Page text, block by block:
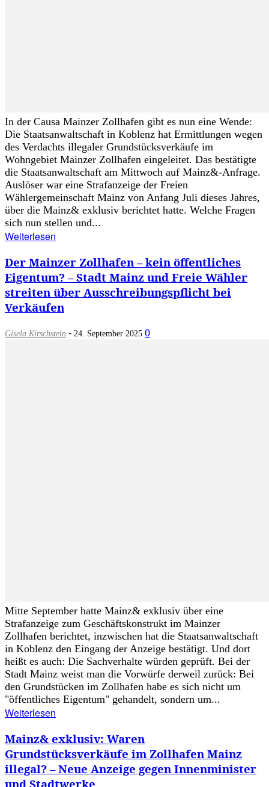
In der Causa Mainzer Zollhafen gibt es nun eine Wende:
Die Staatsanwaltschaft in Koblenz hat Ermittlungen wegen
des Verdachts illegaler Grundstücksverkäufe im
Wohngebiet Mainzer Zollhafen eingeleitet. Das bestätigte
die Staatsanwaltschaft am Mittwoch auf Mainz&-Anfrage.
Auslöser war eine Strafanzeige der Freien
Wählergemeinschaft Mainz von Anfang Juli dieses Jahres,
über die Mainz& exklusiv berichtet hatte. Welche Fragen
sich nun stellen und...
Weiterlesen
Der Mainzer Zollhafen – kein öffentliches
Eigentum? – Stadt Mainz und Freie Wähler
streiten über Ausschreibungspflicht bei
Verkäufen
Gisela Kirschstein - 24. September 2025 0
Mitte September hatte Mainz& exklusiv über eine
Strafanzeige zum Geschäftskonstrukt im Mainzer
Zollhafen berichtet, inzwischen hat die Staatsanwaltschaft
in Koblenz den Eingang der Anzeige bestätigt. Und dort
heißt es auch: Die Sachverhalte würden geprüft. Bei der
Stadt Mainz weist man die Vorwürfe derweil zurück: Bei
den Grundstücken im Zollhafen habe es sich nicht um
"öffentliches Eigentum" gehandelt, sondern um...
Weiterlesen
Mainz& exklusiv: Waren
Grundstücksverkäufe im Zollhafen Mainz
illegal? – Neue Anzeige gegen Innenminister
und Stadtwerke